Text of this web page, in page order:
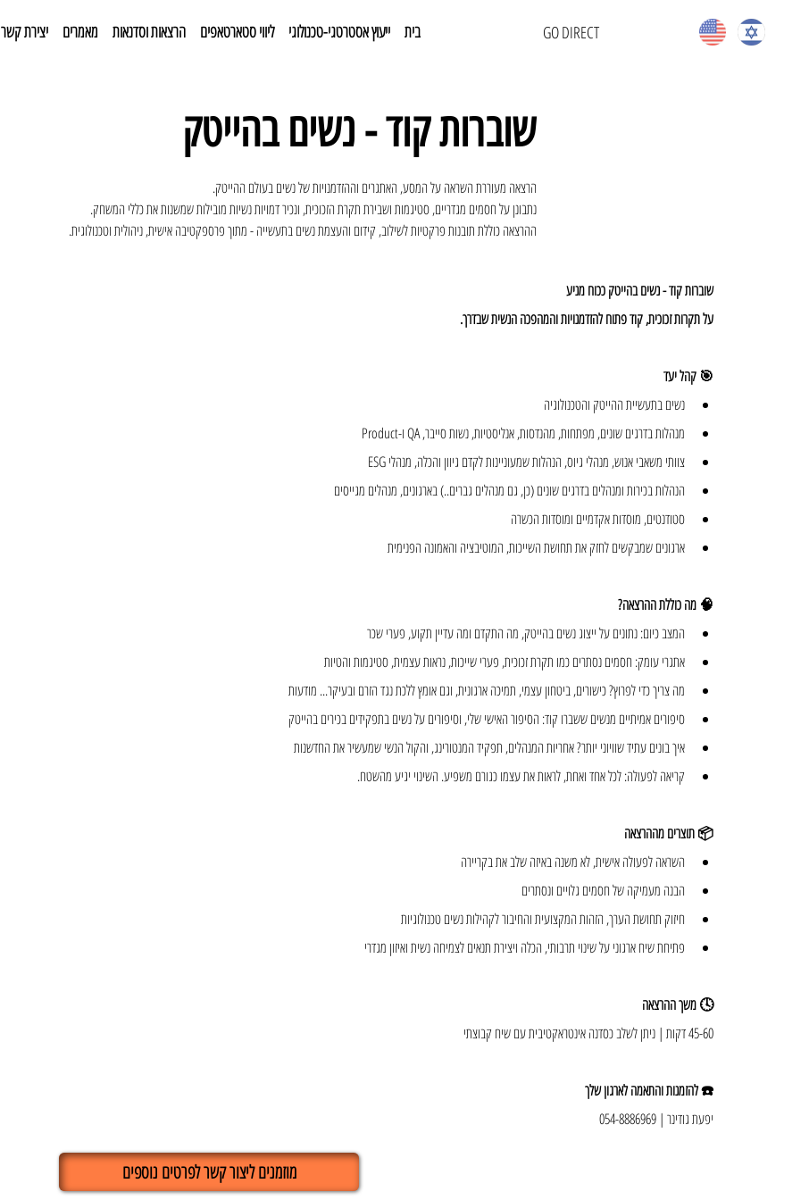
בית ייעוץ אסטרטגי-טכנולוגי ליווי סטארטאפים הרצאות וסדנאות מאמרים יצירת קשר GO DIRECT
שוברות קוד - נשים בהייטק
הרצאה מעוררת השראה על המסע, האתגרים וההזדמנויות של נשים בעולם ההייטק.
נתבונן על חסמים מגדריים, סטיגמות ושבירת תקרת הזכוכית, ונכיר דמויות נשיות מובילות שמשנות את כללי המשחק.
ההרצאה כוללת תובנות פרקטיות לשילוב, קידום והעצמת נשים בתעשייה - מתוך פרספקטיבה אישית, ניהולית וטכנולוגית.
שוברות קוד - נשים בהייטק ככוח מניע
על תקרות זכוכית, קוד פתוח להזדמנויות והמהפכה הנשית שבדרך.
🎯 קהל יעד
נשים בתעשיית ההייטק והטכנולוגיה
מנהלות בדרגים שונים, מפתחות, מהנדסות, אנליסטיות, נשות סייבר, QA ו-Product
צוותי משאבי אנוש, מנהלי גיוס, הנהלות שמעוניינות לקדם גיוון והכלה, מנהלי ESG
הנהלות בכירות ומנהלים בדרגים שונים (כן, גם מנהלים גברים..) בארגונים, מנהלים מגייסים
סטודנטים, מוסדות אקדמיים ומוסדות הכשרה
ארגונים שמבקשים לחזק את תחושת השייכות, המוטיבציה והאמונה הפנימית
🧠 מה כוללת ההרצאה?
המצב כיום: נתונים על ייצוג נשים בהייטק, מה התקדם ומה עדיין תקוע, פערי שכר
אתגרי עומק: חסמים נסתרים כמו תקרת זכוכית, פערי שייכות, נראות עצמית, סטיגמות והטיות
מה צריך כדי לפרוץ? כישורים, ביטחון עצמי, תמיכה ארגונית, וגם אומץ ללכת נגד הזרם ובעיקר... מודעות
סיפורים אמיתיים מנשים ששברו קוד: הסיפור האישי שלי, וסיפורים על נשים בתפקידים בכירים בהייטק
איך בונים עתיד שוויוני יותר? אחריות המנהלים, תפקיד המנטורינג, והקול הנשי שמעשיר את החדשנות
קריאה לפעולה: לכל אחד ואחת, לראות את עצמו כגורם משפיע. השינוי יגיע מהשטח.
📦 תוצרים מההרצאה
השראה לפעולה אישית, לא משנה באיזה שלב את בקריירה
הבנה מעמיקה של חסמים גלויים ונסתרים
חיזוק תחושת הערך, הזהות המקצועית והחיבור לקהילות נשים טכנולוגיות
פתיחת שיח ארגוני על שינוי תרבותי, הכלה ויצירת תנאים לצמיחה נשית ואיזון מגדרי
🕓 משך ההרצאה
45-60 דקות | ניתן לשלב כסדנה אינטראקטיבית עם שיח קבוצתי
☎️ להזמנות והתאמה לארגון שלך
יפעת גודינר | 054-8886969
מוזמנים ליצור קשר לפרטים נוספים